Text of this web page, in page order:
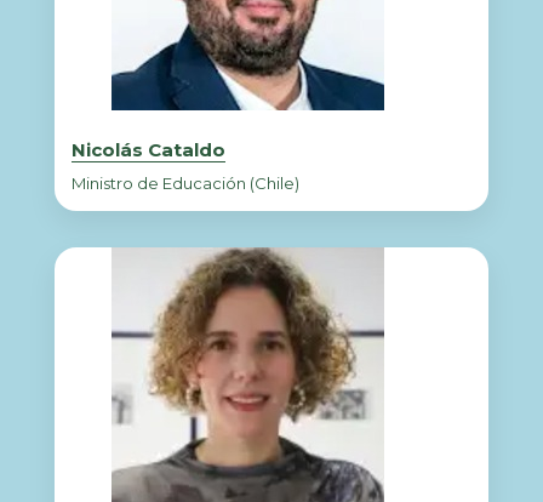
Nicolás Cataldo
Ministro de Educación (Chile)